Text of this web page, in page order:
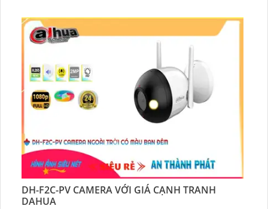
DH-F2C-PV CAMERA VỚI GIÁ CẠNH TRANH
DAHUA